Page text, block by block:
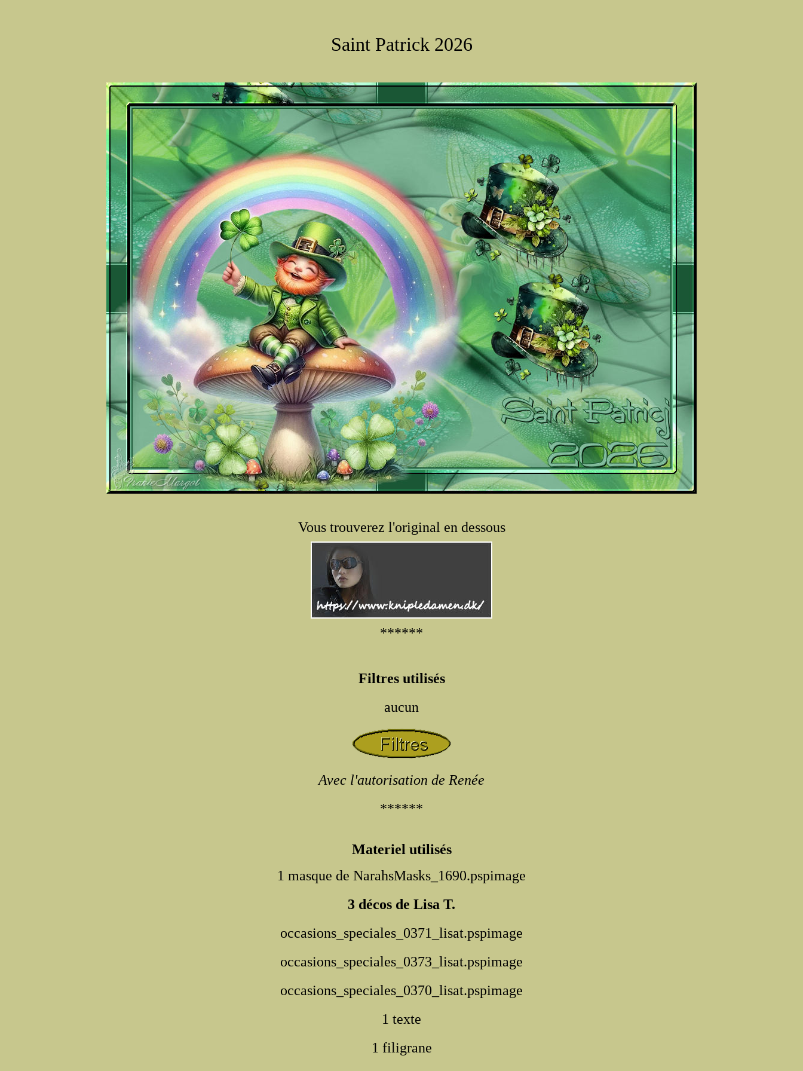
Saint Patrick 2026
Vous trouverez l'original en dessous
******
Filtres utilisés
aucun
Avec l'autorisation de Renée
******
Materiel utilisés
1 masque de NarahsMasks_1690.pspimage
3 décos de Lisa T.
occasions_speciales_0371_lisat.pspimage
occasions_speciales_0373_lisat.pspimage
occasions_speciales_0370_lisat.pspimage
1 texte
1 filigrane